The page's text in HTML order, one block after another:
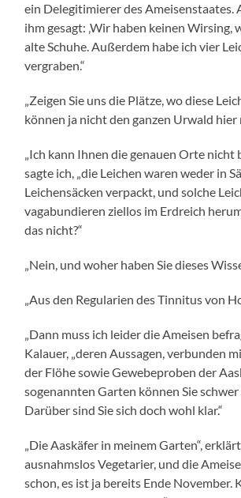
ein Delegitimierer des Ameisenstaates.
ihm gesagt: ‚Wir haben keinen Wirsing,
alte Schuhe. Außerdem habe ich vier
vergraben.“
„Zeigen Sie uns die Plätze, wo diese
können ja nicht den ganzen Urwald hier
„Ich kann Ihnen die genauen Orte nicht
sagte ich, „die Leichen waren weder in
Leichensäcken verpackt, und solche
vagabundieren ziellos im Erdreich
das nicht?“
„Nein, und woher haben Sie dieses
„Aus den Regularien des Tinnitus von
„Dann muss ich leider die Ameisen
Kalauer, „deren Aussagen, verbunden
der Flöhe sowie Gewebeproben der
sogenannten Garten können Sie
Darüber sind Sie sich doch wohl klar.“
„Die Aaskäfer in meinem Garten“,
ausnahmslos Vegetarier, und die
schon, es ist ja bereits Ende November.